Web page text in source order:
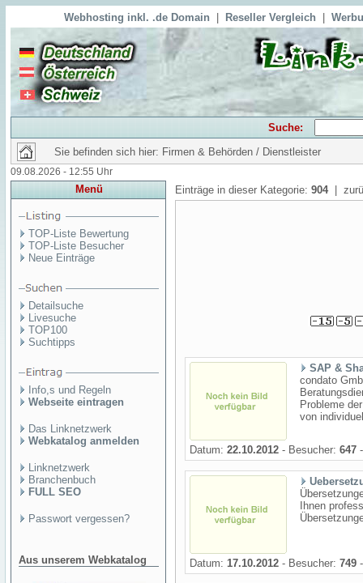
Webhosting inkl. .de Domain Reseller Vergleich
Suche:
Sie befinden sich hier: Firmen & Behörden / Dienstleister
09.08.2026 - 12:55 Uhr
Menü
TOP-Liste Bewertung
TOP-Liste Besucher
Neue Einträge
Detailsuche
Livesuche
TOP100
Suchtipps
Info,s und Regeln
Webseite eintragen
Das Linknetzwerk
Webkatalog anmelden
Linknetzwerk
Branchenbuch
FULL SEO
Passwort vergessen?
Aus unserem Webkatalog
Einträge in dieser Kategorie: 904|
SAP &
condato
Probleme
von
Datum: 22.10.2012 - Besucher: 647
Ihnen
Datum: 17.10.2012 - Besucher: 749